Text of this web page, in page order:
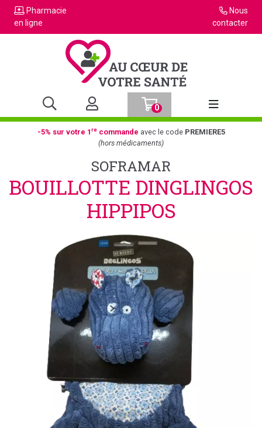
Pharmacie
en ligne
Nous
contacter
0
Afficher la
-5% sur votre 1recommande avec le code PREMIERE5
(hors médicaments)
SOFRAMAR
BOUILLOTTE DINGLINGOS
HIPPIPOS